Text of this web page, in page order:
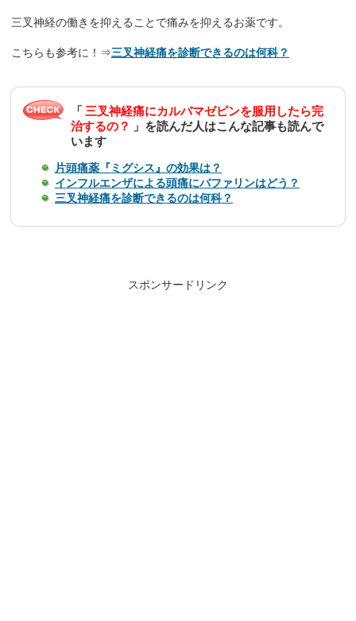
三叉神経の働きを抑えることで痛みを抑えるお薬です。
こちらも参考に！⇒三叉神経痛を診断できるのは何科？
「 三叉神経痛にカルバマゼピンを服用したら完
治するの？
」を読んだ人はこんな記事も読んで
います
片頭痛薬『ミグシス』の効果は？
インフルエンザによる頭痛にバファリンはどう？
三叉神経痛を診断できるのは何科？
スポンサードリンク